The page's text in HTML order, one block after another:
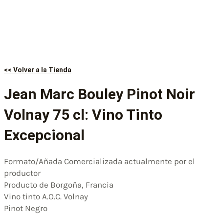
<< Volver a la Tienda
Jean Marc Bouley Pinot Noir
Volnay 75 cl: Vino Tinto
Excepcional
Formato/Añada Comercializada actualmente por el
productor
Producto de Borgoña, Francia
Vino tinto A.O.C. Volnay
Pinot Negro